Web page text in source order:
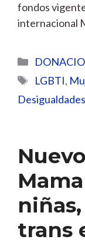
fondos
internacional
Categorías
Etiquetas
LGBTI,
Desigualdades
trans